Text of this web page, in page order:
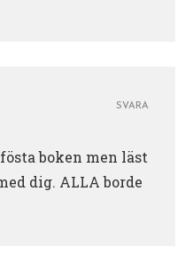
boken men läst
dig. ALLA borde
SVARA